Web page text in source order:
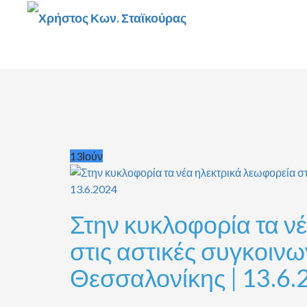
Στην κυκλοφορία τα νέα
13Ιούν
Στην κυκλοφορία τα
στις αστικές
Θεσσαλονίκης |